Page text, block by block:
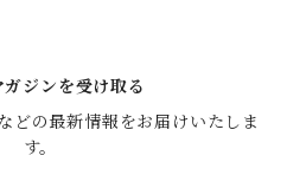
ジンを受け取る
どの最新情報をお届けいたしま
す。